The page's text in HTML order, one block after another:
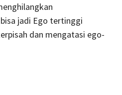
jadi Ego tertinggi
dan mengatasi ego-